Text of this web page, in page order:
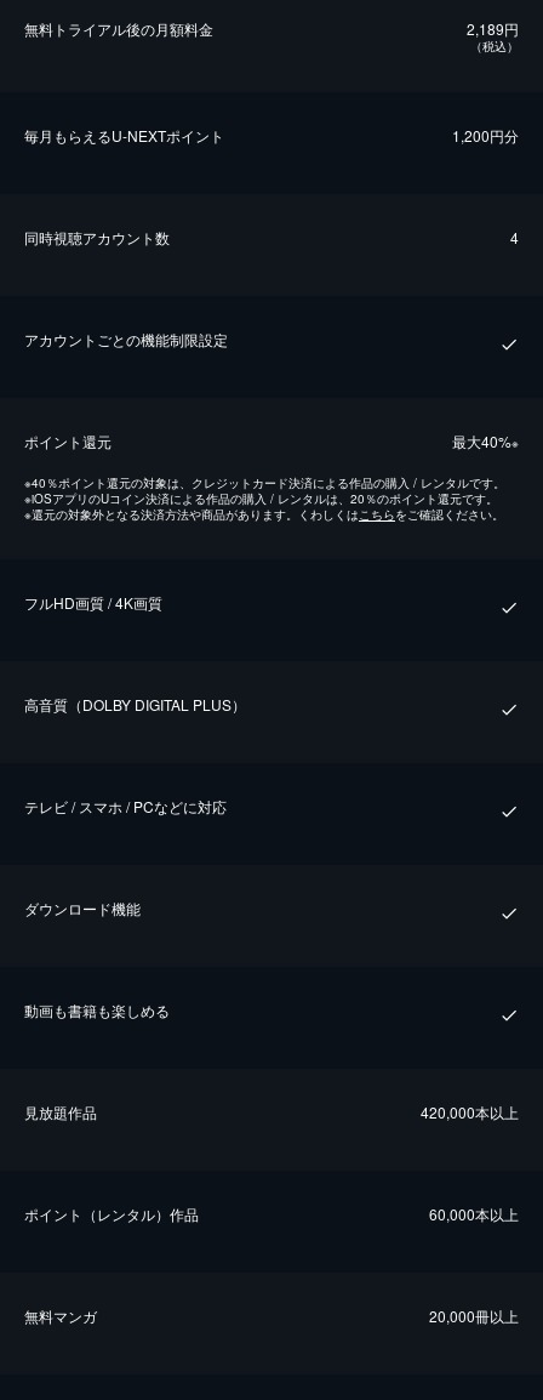
無料トライアル後の⽉額料金 2,189円
（税込）
毎⽉もらえるU-NEXTポイント 1,200円分
同時視聴アカウント数 4
アカウントごとの機能制限設定
ポイント還元 最⼤40%※
※40％ポイント還元の対象は、クレジットカード決済による作品の購入 / レンタルです。
※iOSアプリのUコイン決済による作品の購入 / レンタルは、20％のポイント還元です。
※還元の対象外となる決済方法や商品があります。くわしくは こちらをご確認ください。
フルHD画質 / 4K画質
⾼⾳質（DOLBY DIGITAL PLUS）
テレビ / スマホ / PCなどに対応
ダウンロード機能
動画も書籍も楽しめる
⾒放題作品 420,000本以上
ポイント（レンタル）作品 60,000本以上
無料マンガ 20,000冊以上